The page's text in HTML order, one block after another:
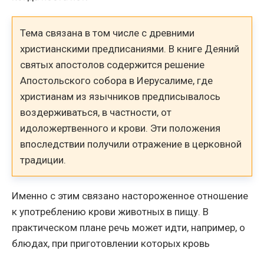
Тема связана в том числе с древними
христианскими предписаниями. В книге Деяний
святых апостолов содержится решение
Апостольского собора в Иерусалиме, где
христианам из язычников предписывалось
воздерживаться, в частности, от
идоложертвенного и крови. Эти положения
впоследствии получили отражение в церковной
традиции.
Именно с этим связано настороженное отношение
к употреблению крови животных в пищу. В
практическом плане речь может идти, например, о
блюдах, при приготовлении которых кровь